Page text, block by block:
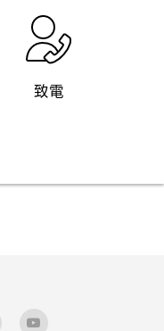
致電